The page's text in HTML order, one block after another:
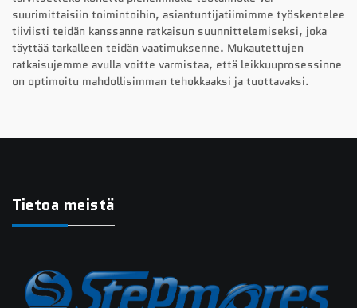
suurimittaisiin toimintoihin, asiantuntijatiimimme työskentelee
tiiviisti teidän kanssanne ratkaisun suunnittelemiseksi, joka
täyttää tarkalleen teidän vaatimuksenne. Mukautettujen
ratkaisujemme avulla voitte varmistaa, että leikkuuprosessinne
on optimoitu mahdollisimman tehokkaaksi ja tuottavaksi.
Tietoa meistä